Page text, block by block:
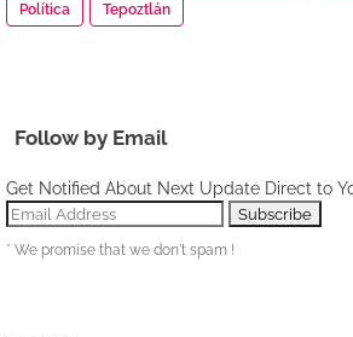
Política Tepoztlán
Follow by Email
Get Notified About Next Update Direct to
* We promise that we don't spam !